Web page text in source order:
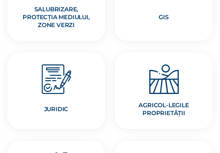
SALUBRIZARE,
PROTECȚIA MEDIULUI,
ZONE VERZI
GIS
JURIDIC
AGRICOL-LEGILE
PROPRIETĂȚII